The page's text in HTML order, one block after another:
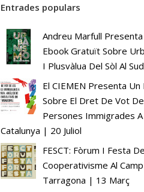
Entrades populars
Andreu Marfull Presenta
Ebook Gratuït Sobre
I Plusvàlua Del Sòl Al
El CIEMEN Presenta
Sobre El Dret De Vot
Persones Immigrades A
Catalunya | 20 Juliol
FESCT: Fòrum I Festa
Cooperativisme Al
Tarragona | 13 Març